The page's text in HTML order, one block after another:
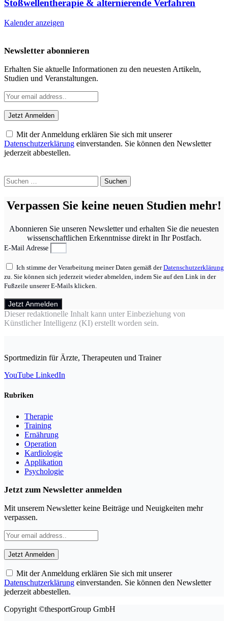
Stoßwellentherapie & alternierende Verfahren
Kalender anzeigen
Newsletter abonnieren
Erhalten Sie aktuelle Informationen zu den neuesten Artikeln,
Studien und Veranstaltungen.
Mit der Anmeldung erklären Sie sich mit unserer
Datenschutzerklärung einverstanden. Sie können den Newsletter
jederzeit abbestellen.
Suchen
nach:
Verpassen Sie keine neuen Studien mehr!
Abonnieren Sie unseren Newsletter und erhalten Sie die neuesten
wissenschaftlichen Erkenntnisse direkt in Ihr Postfach.
E-Mail Adresse
Ich stimme der Verarbeitung meiner Daten gemäß derDatenschutzerklärung
zu. Sie können sich jederzeit wieder abmelden, indem Sie auf den Link in der
Fußzeile unserer E-Mails klicken.
Jetzt Anmelden
Dieser redaktionelle Inhalt kann unter Einbeziehung von
Künstlicher Intelligenz (KI) erstellt worden sein.
Sportmedizin für Ärzte, Therapeuten und Trainer
YouTube LinkedIn
Rubriken
Therapie
Training
Ernährung
Operation
Kardiologie
Applikation
Psychologie
Jetzt zum Newsletter anmelden
Mit unserem Newsletter keine Beiträge und Neuigkeiten mehr
verpassen.
Mit der Anmeldung erklären Sie sich mit unserer
Datenschutzerklärung einverstanden. Sie können den Newsletter
jederzeit abbestellen.
Copyright ©thesportGroup GmbH